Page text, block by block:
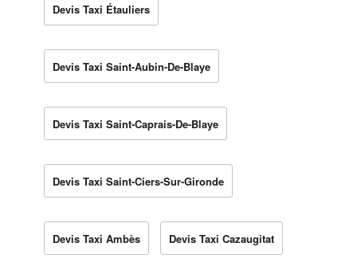
Devis Taxi Étauliers
Devis Taxi Saint-Aubin-De-Blaye
Devis Taxi Saint-Caprais-De-Blaye
Devis Taxi Saint-Ciers-Sur-Gironde
Devis Taxi Ambès Devis Taxi Cazaugitat